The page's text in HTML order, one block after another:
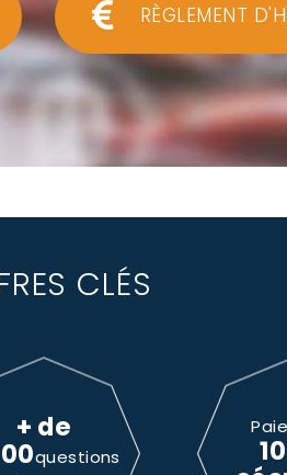
RÈGLEMENT
CLÉS
+ de
questions